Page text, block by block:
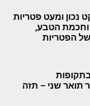
נכון ומעט פטריות
וחכמת הטבע,
הפטריות
תואר שני – תזה